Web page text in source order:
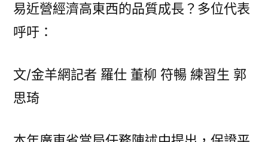
易近營經濟高東西的品質成長？多位代表
呼吁：
文/金羊網記者 羅仕 董柳 符暢 練習生 郭
思琦